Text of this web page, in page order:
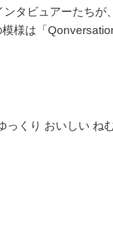
タビュアーたち
様は「
くり おいしい ね